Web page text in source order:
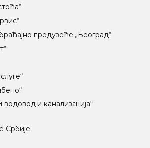
предузеће „Београд“
и канализација“
Србије